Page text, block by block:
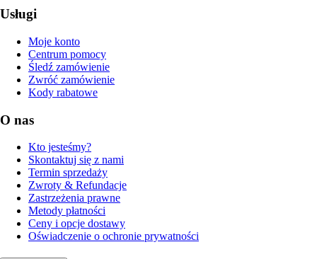
Usługi
Moje konto
Centrum pomocy
Śledź zamówienie
Zwróć zamówienie
Kody rabatowe
O nas
Kto jesteśmy?
Skontaktuj się z nami
Termin sprzedaży
Zwroty & Refundacje
Zastrzeżenia prawne
Metody płatności
Ceny i opcje dostawy
Oświadczenie o ochronie prywatności